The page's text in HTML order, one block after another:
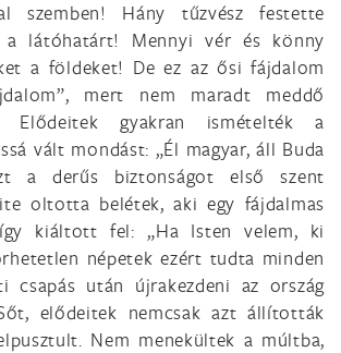
szemben! Hány tűzvész festette
látóhatárt! Mennyi vér és könny
a földeket! De ez az ősi fájdalom
mert nem maradt meddő
Elődeitek gyakran ismételték a
vált mondást: „Él magyar, áll Buda
a derűs biztonságot első szent
oltotta belétek, aki egy fájdalmas
kiáltott fel: „Ha Isten velem, ki
népetek ezért tudta minden
csapás után újrakezdeni az ország
elődeitek nemcsak azt állították
Nem menekültek a múltba,